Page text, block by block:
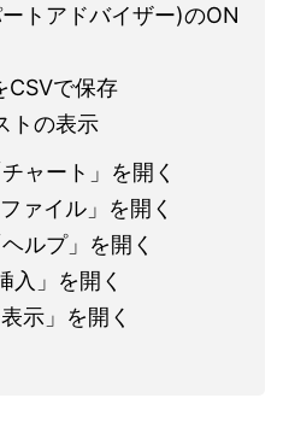
トアドバイザー)のON
CSVで保存
トの表示
ャート」を開く
ァイル」を開く
ルプ」を開く
入」を開く
示」を開く